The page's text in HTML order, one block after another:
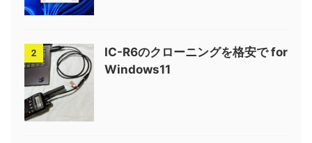
2
IC-R6のクローニングを格安で for
Windows11